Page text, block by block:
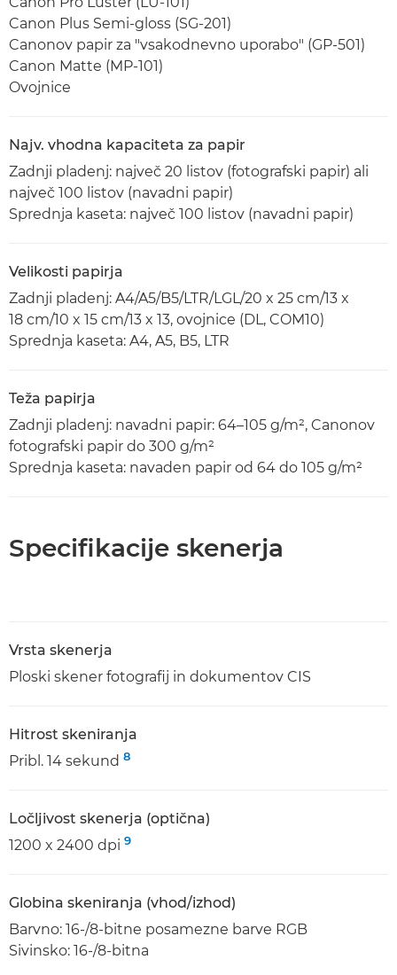
Canon Plus Semi-gloss (SG-201)
Canonov papir za "vsakodnevno uporabo" (GP-501)
Canon Matte (MP-101)
Ovojnice
Najv. vhodna kapaciteta za papir
Zadnji pladenj: največ 20 listov (fotografski papir) ali
največ 100 listov (navadni papir)
Sprednja kaseta: največ 100 listov (navadni papir)
Velikosti papirja
Zadnji pladenj: A4/A5/B5/LTR/LGL/20 x 25 cm/13 x
18 cm/10 x 15 cm/13 x 13, ovojnice (DL, COM10)
Sprednja kaseta: A4, A5, B5, LTR
Teža papirja
Zadnji pladenj: navadni papir: 64–105 g/m², Canonov
fotografski papir do 300 g/m²
Sprednja kaseta: navaden papir od 64 do 105 g/m²
Specifikacije skenerja
Vrsta skenerja
Ploski skener fotografij in dokumentov CIS
Hitrost skeniranja
Pribl. 14 sekund 8
Ločljivost skenerja (optična)
1200 x 2400 dpi 9
Globina skeniranja (vhod/izhod)
Barvno: 16-/8-bitne posamezne barve RGB
Sivinsko: 16-/8-bitna